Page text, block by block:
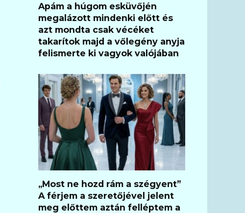
Apám a húgom esküvőjén
megalázott mindenki előtt és
azt mondta csak vécéket
takarítok majd a vőlegény anyja
felismerte ki vagyok valójában
„Most ne hozd rám a szégyent”
A férjem a szeretőjével jelent
meg előttem aztán felléptem a